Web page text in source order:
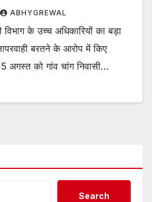
ABHYGREWAL
के उच्च अधिकारियों का बड़ा
बरतने के आरोप में किए
अगस्त को गांव चांग निवासी…
Search